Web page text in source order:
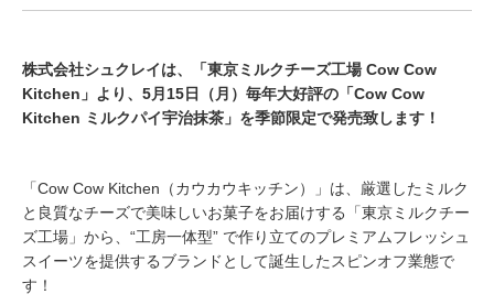
株式会社シュクレイは、「東京ミルクチーズ工場 Cow Cow
Kitchen」より、5月15日（月）毎年大好評の「Cow Cow
Kitchen ミルクパイ宇治抹茶」を季節限定で発売致します！
「Cow Cow Kitchen（カウカウキッチン）」は、厳選したミルク
と良質なチーズで美味しいお菓子をお届けする「東京ミルクチー
ズ工場」から、“工房一体型” で作り立てのプレミアムフレッシュ
スイーツを提供するブランドとして誕生したスピンオフ業態で
す！